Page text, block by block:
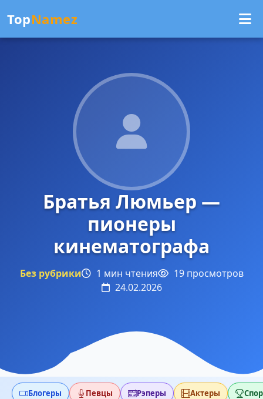
TopNamez
Братья Люмьер —
пионеры
кинематографа
Без рубрики 1 мин чтения
19 просмотров
24.02.2026
Блогеры Певцы Рэперы Актеры